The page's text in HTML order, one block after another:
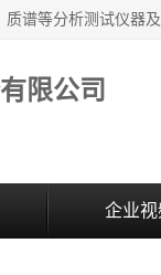
限公司
企业视